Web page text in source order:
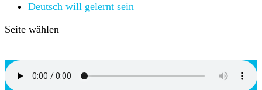
Deutsch will gelernt sein
Seite wählen